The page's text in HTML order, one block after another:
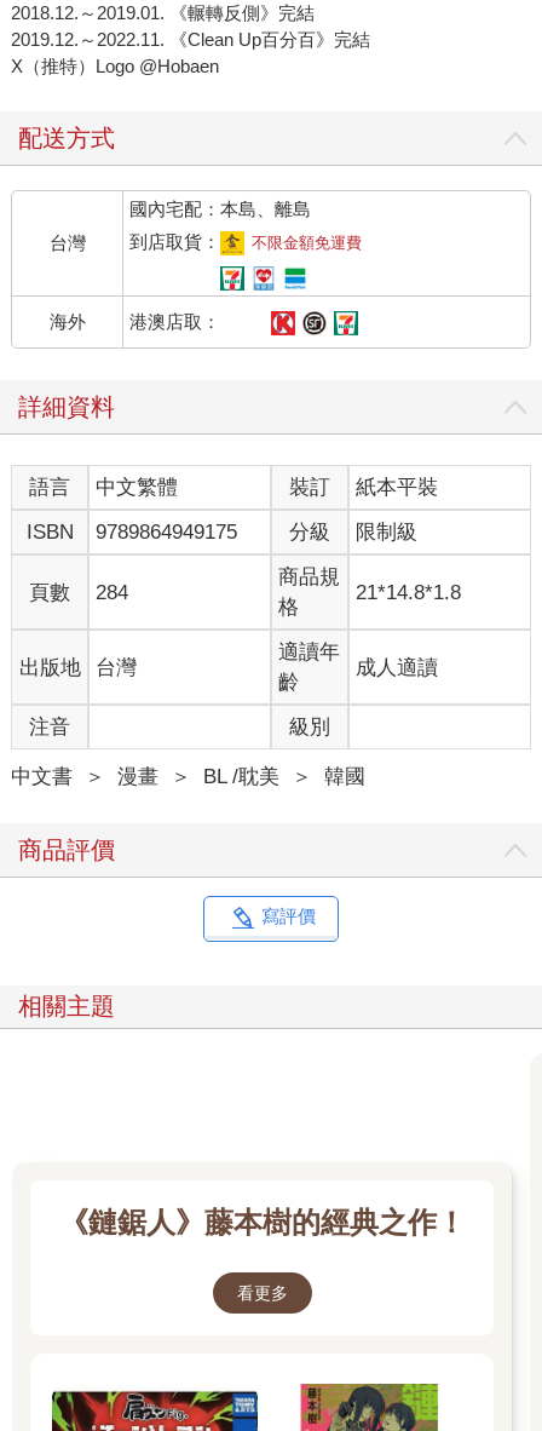
2018.12.～2019.01. 《輾轉反側》完結
2019.12.～2022.11. 《Clean Up百分百》完結
X（推特）Logo @Hobaen
配送方式
台灣
國內宅配：本島、離島
到店取貨：
不限金額免運費
海外 港澳店取：
詳細資料
語言 中文繁體 裝訂
紙本平裝
ISBN
9789864949175 分級 限制級
頁數 284
商品規
格
21*14.8*1.8
出版地 台灣
適讀年
齡
成人適讀
注音 級別
中文書 ＞ 漫畫 ＞ BL /耽美 ＞ 韓國
商品評價
寫評價
相關主題
《鏈鋸人》藤本樹的經典之作！
看更多